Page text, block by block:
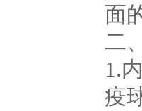
面
二
1.
疫